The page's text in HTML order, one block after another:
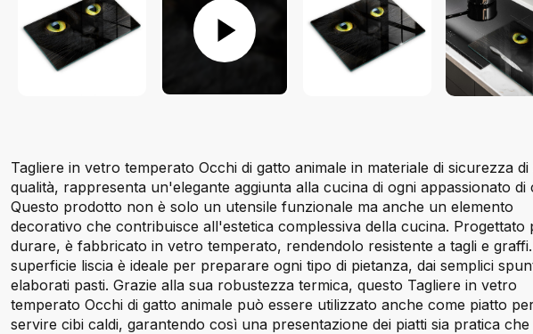
Tagliere in vetro temperato Occhi di gatto animale in materiale di sicurezza di
qualità, rappresenta un'elegante aggiunta alla cucina di ogni appassionato di
Questo prodotto non è solo un utensile funzionale ma anche un elemento
decorativo che contribuisce all'estetica complessiva della cucina. Progettato
durare, è fabbricato in vetro temperato, rendendolo resistente a tagli e
superficie liscia è ideale per preparare ogni tipo di pietanza, dai semplici
elaborati pasti. Grazie alla sua robustezza termica, questo Tagliere in vetro
temperato Occhi di gatto animale può essere utilizzato anche come piatto
servire cibi caldi, garantendo così una presentazione dei piatti sia pratica che